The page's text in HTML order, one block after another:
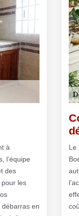
à
l’équipe
des
les
débarras en
Le